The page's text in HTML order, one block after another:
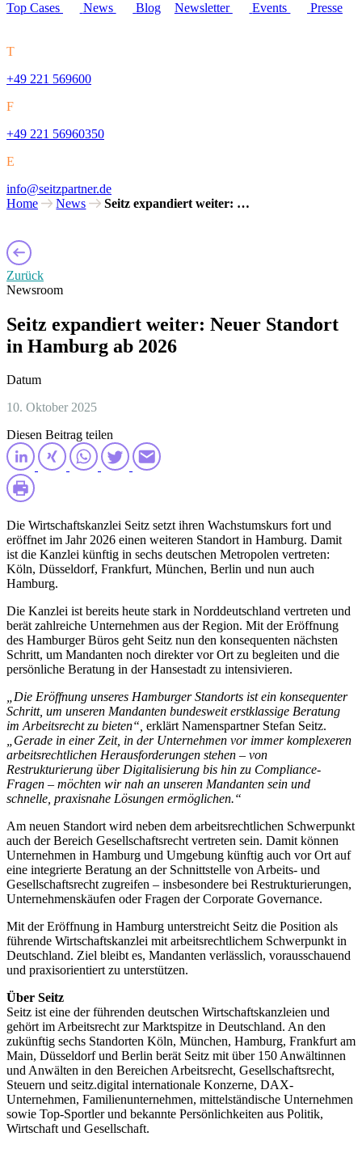
Top Cases News Blog Newsletter Events Presse
T
+49 221 569600
F
+49 221 56960350
E
info@seitzpartner.de
Home
News Seitz expandiert weiter: …
Zurück
Newsroom
Seitz expandiert weiter: Neuer Standort
in Hamburg ab 2026
Datum
10. Oktober 2025
Diesen Beitrag teilen
Die Wirtschaftskanzlei Seitz setzt ihren Wachstumskurs fort und
eröffnet im Jahr 2026 einen weiteren Standort in Hamburg. Damit
ist die Kanzlei künftig in sechs deutschen Metropolen vertreten:
Köln, Düsseldorf, Frankfurt, München, Berlin und nun auch
Hamburg.
Die Kanzlei ist bereits heute stark in Norddeutschland vertreten und
berät zahlreiche Unternehmen aus der Region. Mit der Eröffnung
des Hamburger Büros geht Seitz nun den konsequenten nächsten
Schritt, um Mandanten noch direkter vor Ort zu begleiten und die
persönliche Beratung in der Hansestadt zu intensivieren.
„Die Eröffnung unseres Hamburger Standorts ist ein konsequenter
Schritt, um unseren Mandanten bundesweit erstklassige Beratung
im Arbeitsrecht zu bieten“, erklärt Namenspartner Stefan Seitz.
„Gerade in einer Zeit, in der Unternehmen vor immer komplexeren
arbeitsrechtlichen Herausforderungen stehen – von
Restrukturierung über Digitalisierung bis hin zu Compliance-
Fragen – möchten wir nah an unseren Mandanten sein und
schnelle, praxisnahe Lösungen ermöglichen.“
Am neuen Standort wird neben dem arbeitsrechtlichen Schwerpunkt
auch der Bereich Gesellschaftsrecht vertreten sein. Damit können
Unternehmen in Hamburg und Umgebung künftig auch vor Ort auf
eine integrierte Beratung an der Schnittstelle von Arbeits- und
Gesellschaftsrecht zugreifen – insbesondere bei Restrukturierungen,
Unternehmenskäufen oder Fragen der Corporate Governance.
Mit der Eröffnung in Hamburg unterstreicht Seitz die Position als
führende Wirtschaftskanzlei mit arbeitsrechtlichem Schwerpunkt in
Deutschland. Ziel bleibt es, Mandanten verlässlich, vorausschauend
und praxisorientiert zu unterstützen.
Über Seitz
Seitz ist eine der führenden deutschen Wirtschaftskanzleien und
gehört im Arbeitsrecht zur Marktspitze in Deutschland. An den
zukünftig sechs Standorten Köln, München, Hamburg, Frankfurt am
Main, Düsseldorf und Berlin berät Seitz mit über 150 Anwältinnen
und Anwälten in den Bereichen Arbeitsrecht, Gesellschaftsrecht,
Steuern und seitz.digital internationale Konzerne, DAX-
Unternehmen, Familienunternehmen, mittelständische Unternehmen
sowie Top-Sportler und bekannte Persönlichkeiten aus Politik,
Wirtschaft und Gesellschaft.